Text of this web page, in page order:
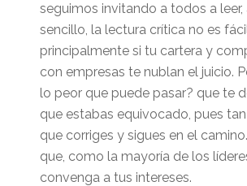
seguimos invitando a todos a leer,
sencillo, la lectura crítica no es
principalmente si tu cartera y
con empresas te nublan el juicio.
lo peor que puede pasar? que te
que estabas equivocado, pues
que corriges y sigues en el
que, como la mayoría de los
convenga a tus intereses.